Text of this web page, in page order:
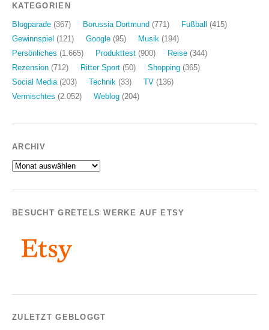
KATEGORIEN
Blogparade (367) Borussia Dortmund (771) Fußball
(415)
Gewinnspiel (121) Google (95) Musik (194)
Persönliches (1.665) Produkttest (900) Reise (344)
Rezension (712) Ritter Sport (50) Shopping (365)
Social Media (203) Technik (33) TV (136)
Vermischtes (2.052) Weblog (204)
ARCHIV
Archiv
BESUCHT GRETELS WERKE AUF ETSY
ZULETZT GEBLOGGT